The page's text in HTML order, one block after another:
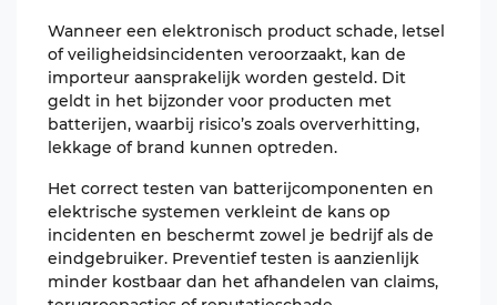
Wanneer een elektronisch product schade, letsel
of veiligheidsincidenten veroorzaakt, kan de
importeur aansprakelijk worden gesteld. Dit
geldt in het bijzonder voor producten met
batterijen, waarbij risico’s zoals oververhitting,
lekkage of brand kunnen optreden.
Het correct testen van batterijcomponenten en
elektrische systemen verkleint de kans op
incidenten en beschermt zowel je bedrijf als de
eindgebruiker. Preventief testen is aanzienlijk
minder kostbaar dan het afhandelen van claims,